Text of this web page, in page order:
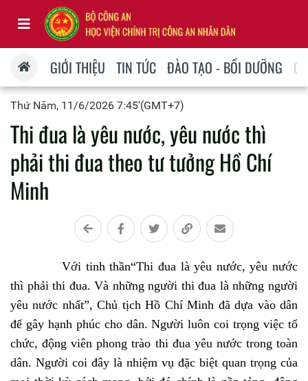
GIỚI THIỆU TIN TỨC ĐÀO TẠO - BỒI DƯỠNG
Thứ Năm, 11/6/2026 7:45'(GMT+7)
Thi đua là yêu nước, yêu nước thì
phải thi đua theo tư tưởng Hồ Chí
Minh
Với tinh thần“Thi đua là yêu nước, yêu nước
thì phải thi đua. Và những người thi đua là những người
yêu nước nhất”, Chủ tịch Hồ Chí Minh đã dựa vào dân
để gây hạnh phúc cho dân. Người luôn coi trọng việc tổ
chức, động viên phong trào thi đua yêu nước trong toàn
dân. Người coi đây là nhiệm vụ đặc biệt quan trọng của